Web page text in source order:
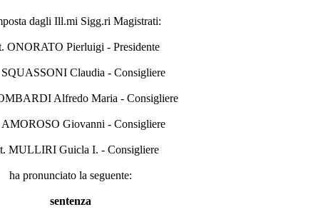
dagli Ill.mi Sigg.ri Magistrati:
ONORATO Pierluigi - Presidente
Claudia - Consigliere
Alfredo Maria - Consigliere
Giovanni - Consigliere
MULLIRI Guicla I. - Consigliere
ha pronunciato la seguente:
sentenza